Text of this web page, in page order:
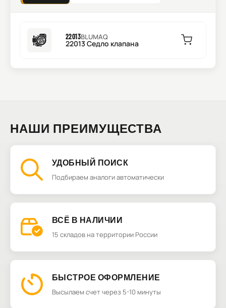
22013BLUMAQ
22013 Седло клапана
НАШИ ПРЕИМУЩЕСТВА
УДОБНЫЙ ПОИСК
Подбираем аналоги автоматически
ВСЁ В НАЛИЧИИ
15 складов на территории России
БЫСТРОЕ ОФОРМЛЕНИЕ
Высылаем счет через 5-10 минуты